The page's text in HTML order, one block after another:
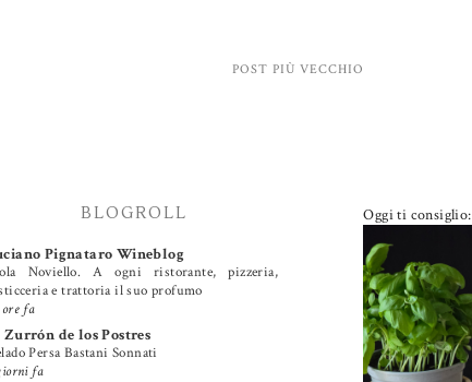
POST PIÙ VECCHIO
BLOGROLL
Pignataro Wineblog
Noviello. A ogni ristorante, pizzeria,
e trattoria il suo profumo
ore fa
Zurrón de los Postres
Persa Bastani Sonnati
fa
Oggi ti consiglio: